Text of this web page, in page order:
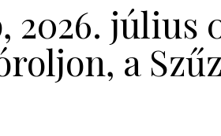
2026. július
a